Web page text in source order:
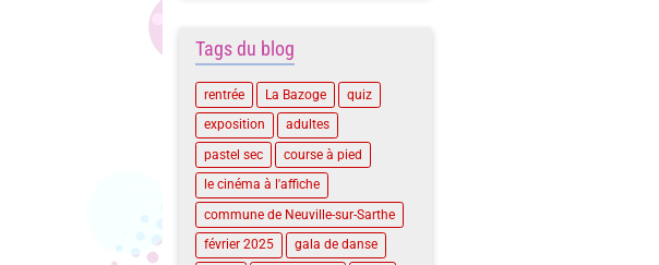
Tags du blog
rentrée La Bazoge
quiz
exposition
adultes
pastel sec
course à pied
le cinéma à l'affiche
commune de Neuville-sur-Sarthe
février 2025
gala de danse